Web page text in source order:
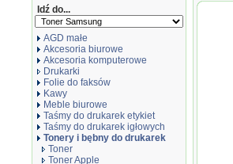
Idź do...
AGD małe
Akcesoria biurowe
Akcesoria komputerowe
Drukarki
Folie do faksów
Kawy
Meble biurowe
Taśmy do drukarek etykiet
Taśmy do drukarek igłowych
Tonery i bębny do drukarek
Toner
Toner Apple